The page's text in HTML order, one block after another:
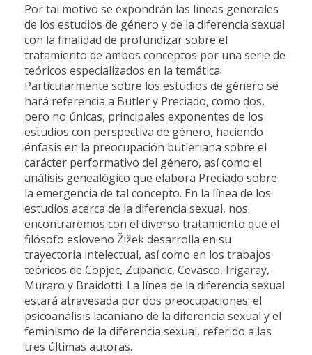
Por tal motivo se expondrán las líneas generales
de los estudios de género y de la diferencia sexual
con la finalidad de profundizar sobre el
tratamiento de ambos conceptos por una serie de
teóricos especializados en la temática.
Particularmente sobre los estudios de género se
hará referencia a Butler y Preciado, como dos,
pero no únicas, principales exponentes de los
estudios con perspectiva de género, haciendo
énfasis en la preocupación butleriana sobre el
carácter performativo del género, así como el
análisis genealógico que elabora Preciado sobre
la emergencia de tal concepto. En la línea de los
estudios acerca de la diferencia sexual, nos
encontraremos con el diverso tratamiento que el
filósofo esloveno Žižek desarrolla en su
trayectoria intelectual, así como en los trabajos
teóricos de Copjec, Zupancic, Cevasco, Irigaray,
Muraro y Braidotti. La línea de la diferencia sexual
estará atravesada por dos preocupaciones: el
psicoanálisis lacaniano de la diferencia sexual y el
feminismo de la diferencia sexual, referido a las
tres últimas autoras.